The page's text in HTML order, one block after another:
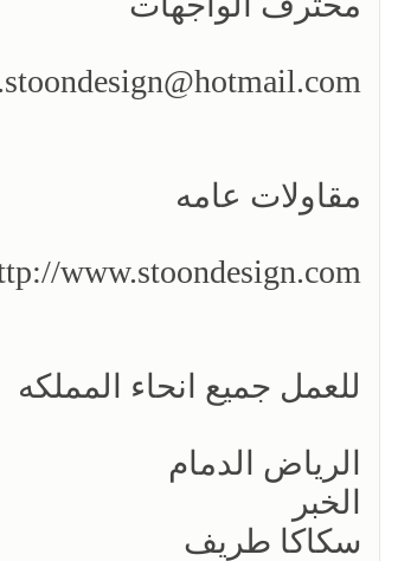
مقاولات عامه
www.stoondesign.com/
للعمل جميع انحاء المملكه
الرياض الدمام
الخبر
سكاكا طريف